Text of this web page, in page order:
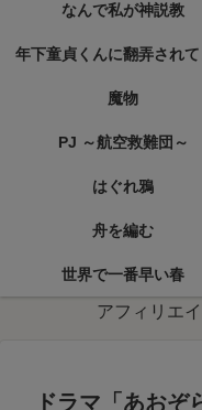
なんで私が神説教
年下童貞くんに翻弄され
魔物
PJ ～航空救難団～
はぐれ鴉
舟を編む
世界で一番早い春
アフィリエ
ドラマ「あお